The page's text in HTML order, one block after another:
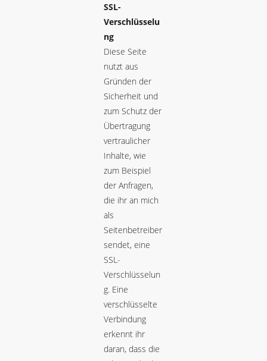
SSL-
Verschlüsselu
ng
Diese Seite
nutzt aus
Gründen der
Sicherheit und
zum Schutz der
Übertragung
vertraulicher
Inhalte, wie
zum Beispiel
der Anfragen,
die ihr an mich
als
Seitenbetreiber
sendet, eine
SSL-
Verschlüsselun
g. Eine
verschlüsselte
Verbindung
erkennt ihr
daran, dass die